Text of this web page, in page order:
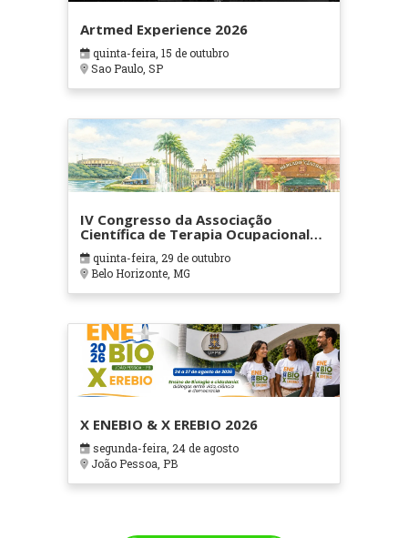
Artmed Experience 2026
quinta-feira, 15 de outubro
Sao Paulo, SP
IV Congresso da Associação
Científica de Terapia Ocupacional
em Contextos Hospitalares e
Cuidados Paliativos - ATOHOSP
quinta-feira, 29 de outubro
Belo Horizonte, MG
X ENEBIO & X EREBIO 2026
segunda-feira, 24 de agosto
João Pessoa, PB